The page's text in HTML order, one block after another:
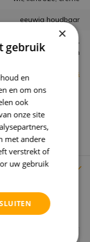
eeuwig houdbaar
Keuken
Bekijk alle specificaties
product?
het juiste product.
×
gebruik
en
en om ons
ook
onze site
met andere
verstrekt of
uw gebruik